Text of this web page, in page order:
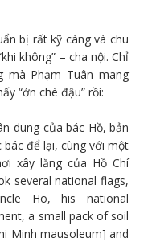
bị rất kỹ càng và chu
không” – cha nội. Chỉ
mà Phạm Tuân mang
“ớn chè đậu” rồi:
dung của bác Hồ, bản
để lại, cùng với một
xây lăng của Hồ Chí
several national flags,
Ho, his national
a small pack of soil
Minh mausoleum] and